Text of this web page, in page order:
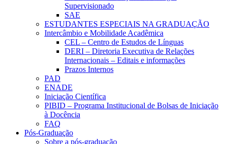
Supervisionado
SAE
ESTUDANTES ESPECIAIS NA GRADUAÇÃO
Intercâmbio e Mobilidade Acadêmica
CEL – Centro de Estudos de Línguas
DERI – Diretoria Executiva de Relações
Internacionais – Editais e informações
Prazos Internos
PAD
ENADE
Iniciação Científica
PIBID – Programa Institucional de Bolsas de Iniciação
à Docência
FAQ
Pós-Graduação
Sobre a pós-graduação